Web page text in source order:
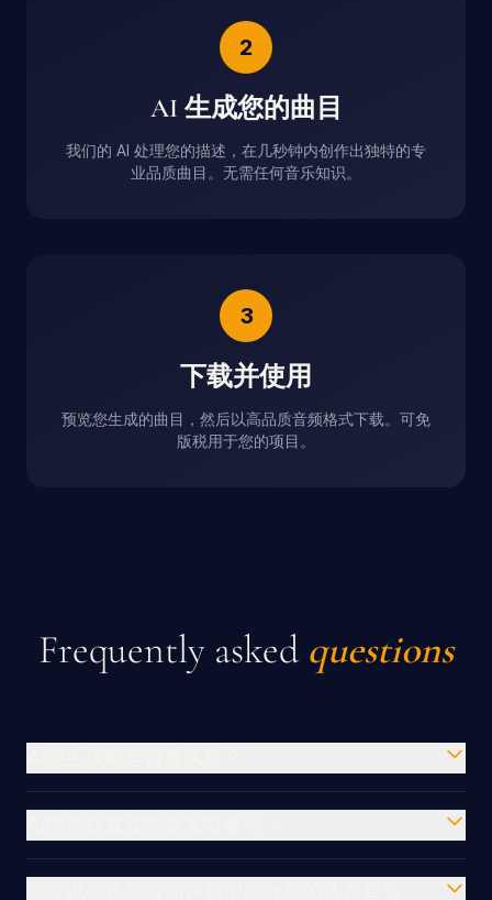
2
AI 生成您的曲目
我们的 AI 处理您的描述，在几秒钟内创作出独特的专
业品质曲目。无需任何音乐知识。
3
下载并使用
预览您生成的曲目，然后以高品质音频格式下载。可免
版税用于您的项目。
Frequently asked questions